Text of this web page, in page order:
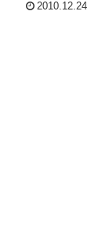
2010.12.24